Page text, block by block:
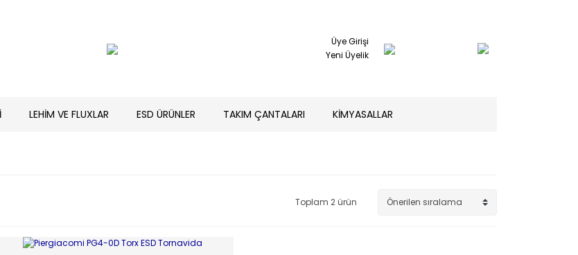
Üye Girişi
Yeni Üyelik
LEHİM VE FLUXLAR ESD ÜRÜNLER TAKIM ÇANTALARI KİMYASALLAR
Toplam 2 ürün